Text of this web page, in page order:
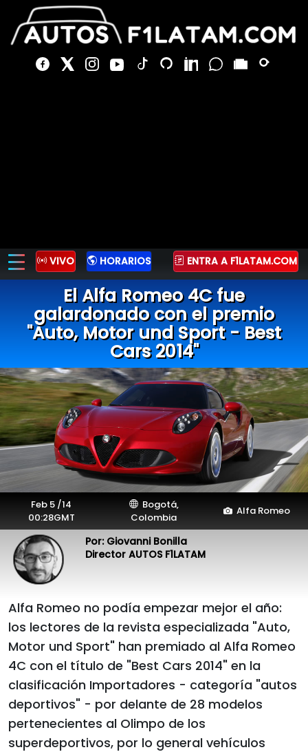
VIVO HORARIOS ENTRA A F1LATAM.COM
El Alfa Romeo 4C fue
galardonado con el premio
"Auto, Motor und Sport - Best
Cars 2014"
Feb 5 /14
00:28GMT
Bogotá,
Colombia
Alfa Romeo
Por: Giovanni Bonilla
Director AUTOS F1LATAM
Alfa Romeo no podía empezar mejor el año:
los lectores de la revista especializada "Auto,
Motor und Sport" han premiado al Alfa Romeo
4C con el título de "Best Cars 2014" en la
clasificación Importadores - categoría "autos
deportivos" - por delante de 28 modelos
pertenecientes al Olimpo de los
superdeportivos, por lo general vehículos